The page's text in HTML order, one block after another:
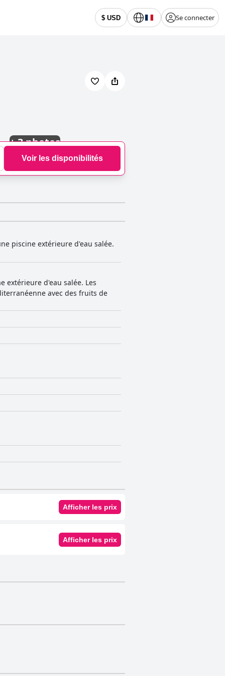
$ USD Se connecter
+3 photos
Voir les disponibilités
piscine extérieure d'eau salée.
extérieure d'eau salée. Les
avec des fruits de
Afficher les prix
Afficher les prix